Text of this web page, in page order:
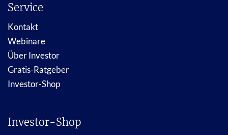
Service
Kontakt
Webinare
Über Investor
Gratis-Ratgeber
Investor-Shop
Investor-Shop